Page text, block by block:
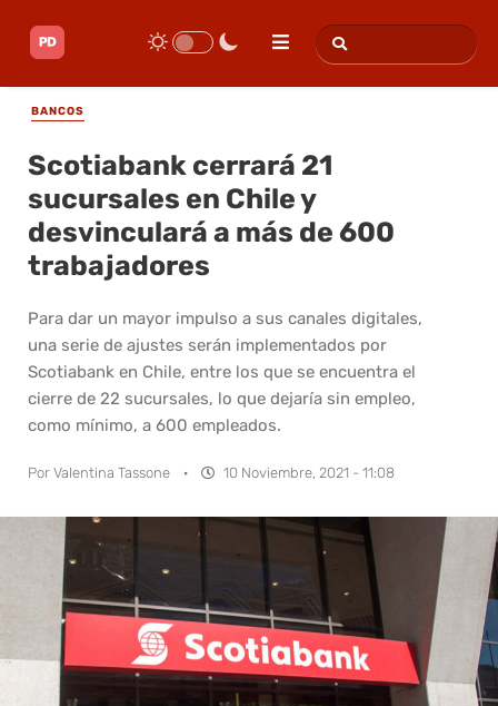
BANCOS
Scotiabank cerrará 21
sucursales en Chile y
desvinculará a más de 600
trabajadores
Para dar un mayor impulso a sus canales digitales,
una serie de ajustes serán implementados por
Scotiabank en Chile, entre los que se encuentra el
cierre de 22 sucursales, lo que dejaría sin empleo,
como mínimo, a 600 empleados.
Por Valentina Tassone · 10 Noviembre, 2021 - 11:08